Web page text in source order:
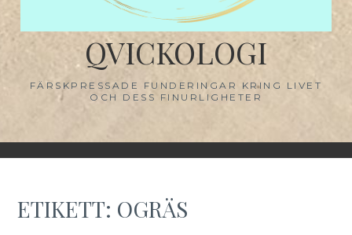
QVICKOLOGI
FÄRSKPRESSADE FUNDERINGAR KRING LIVET
OCH DESS FINURLIGHETER
ETIKETT: OGRÄS